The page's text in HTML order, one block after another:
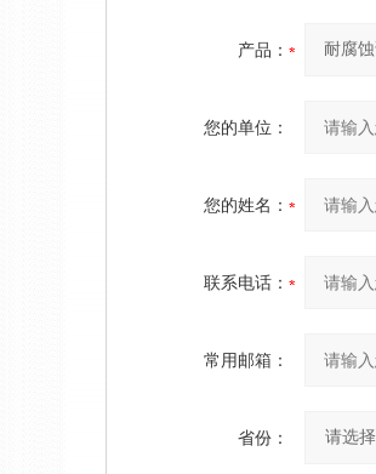
产品：
您的单位：
您的姓名：
联系电话：
常用邮箱：
省份：